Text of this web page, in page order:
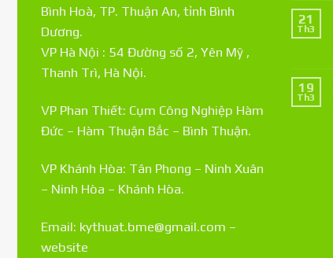
Bình Hoà, TP. Thuận An, tỉnh Bình
Dương.
VP Hà Nội : 54 Đường số 2, Yên Mỹ ,
Thanh Trì, Hà Nội.
VP Phan Thiết: Cụm Công Nghiệp Hàm
Đức – Hàm Thuận Bắc – Bình Thuận.
VP Khánh Hòa: Tân Phong – Ninh Xuân
– Ninh Hòa – Khánh Hòa.
Email: kythuat.bme@gmail.com –
website
21
Th3
19
Th3